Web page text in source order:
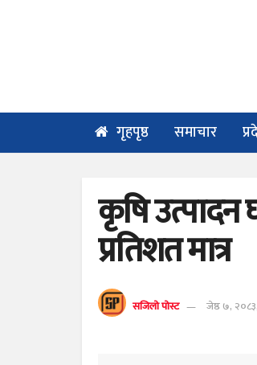
गृहपृष्ठ समाचार
कृषि
प्रतिशत मात्र
सजिलो पोस्ट जेष्ठ ७,